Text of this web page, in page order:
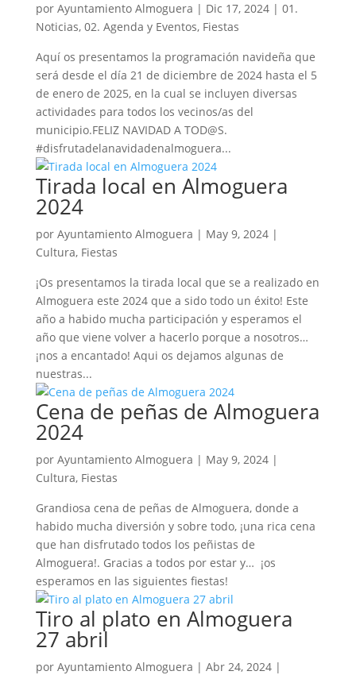
por Ayuntamiento Almoguera | Dic 17, 2024| 01.
Noticias, 02. Agenda y Eventos, Fiestas
Aquí os presentamos la programación navideña que
será desde el día 21 de diciembre de 2024 hasta el 5
de enero de 2025, en la cual se incluyen diversas
actividades para todos los vecinos/as del
municipio.FELIZ NAVIDAD A TOD@S.
#disfrutadelanavidadenalmoguera...
Tirada local en Almoguera
2024
por Ayuntamiento Almoguera | May 9, 2024|
Cultura, Fiestas
¡Os presentamos la tirada local que se a realizado en
Almoguera este 2024 que a sido todo un éxito! Este
año a habido mucha participación y esperamos el
año que viene volver a hacerlo porque a nosotros…
¡nos a encantado! Aqui os dejamos algunas de
nuestras...
Cena de peñas de Almoguera
2024
por Ayuntamiento Almoguera | May 9, 2024|
Cultura, Fiestas
Grandiosa cena de peñas de Almoguera, donde a
habido mucha diversión y sobre todo, ¡una rica cena
que han disfrutado todos los peñistas de
Almoguera!. Gracias a todos por estar y… ¡os
esperamos en las siguientes fiestas!
Tiro al plato en Almoguera
27 abril
por Ayuntamiento Almoguera | Abr 24, 2024|